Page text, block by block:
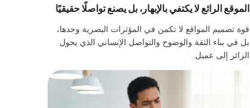
الموقع الرائع لا يكتفي بالإبهار، بل يصنع تواصلًا حقيقيًا
قوة تصميم المواقع لا تكمن في المؤثرات البصرية وحدها،
بل في بناء الثقة والوضوح والتواصل الإنساني الذي يحول
الزائر إلى عميل.